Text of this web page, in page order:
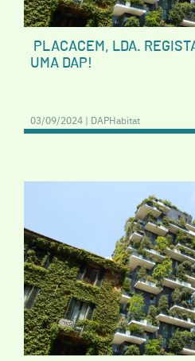
PLACACEM, LDA.
UMA DAP!
03/09/2024 | DAPHabitat